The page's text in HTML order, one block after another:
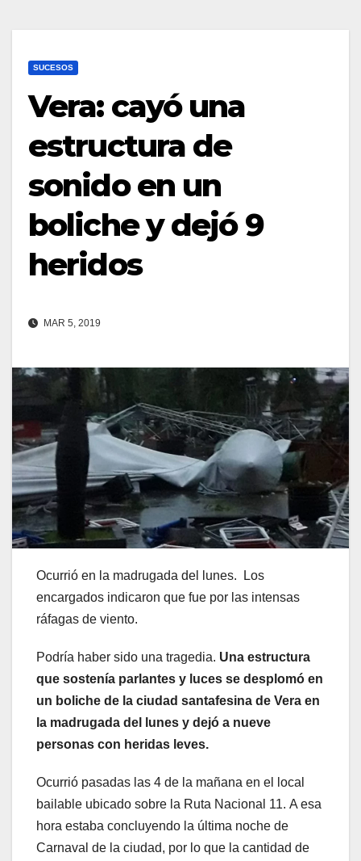
SUCESOS
Vera: cayó una
estructura de
sonido en un
boliche y dejó 9
heridos
MAR 5, 2019
Ocurrió en la madrugada del lunes. Los
encargados indicaron que fue por las intensas
ráfagas de viento.
Podría haber sido una tragedia. Una estructura
que sostenía parlantes y luces se desplomó en
un boliche de la ciudad santafesina de Vera en
la madrugada del lunes y dejó a nueve
personas con heridas leves.
Ocurrió pasadas las 4 de la mañana en el local
bailable ubicado sobre la Ruta Nacional 11. A esa
hora estaba concluyendo la última noche de
Carnaval de la ciudad, por lo que la cantidad de